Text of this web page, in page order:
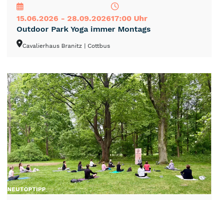
15.06.2026 - 28.09.202617:00 Uhr
Outdoor Park Yoga immer Montags
Cavalierhaus Branitz | Cottbus
NEUTOPTIPP